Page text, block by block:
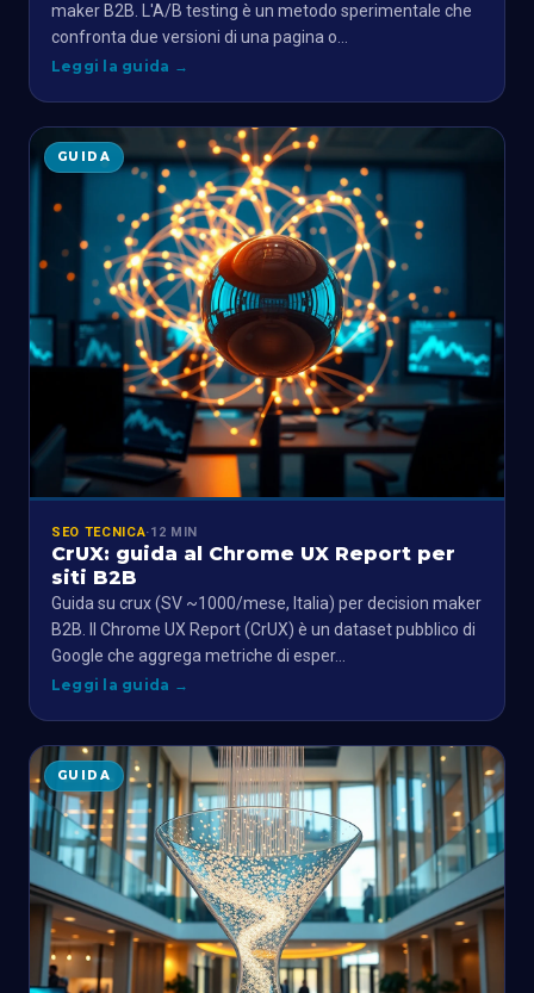
maker B2B. L'A/B testing è un metodo sperimentale che
confronta due versioni di una pagina o…
Leggi la guida →
GUIDA
SEO TECNICA·12 MIN
CrUX: guida al Chrome UX Report per
siti B2B
Guida su crux (SV ~1000/mese, Italia) per decision maker
B2B. Il Chrome UX Report (CrUX) è un dataset pubblico di
Google che aggrega metriche di esper…
Leggi la guida →
GUIDA